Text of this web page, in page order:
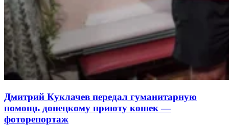
Дмитрий Куклачев передал гуманитарную
помощь донецкому приюту кошек —
фоторепортаж